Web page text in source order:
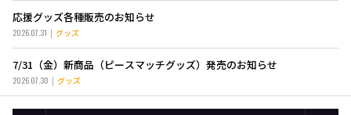
応援グッズ各種販売のお知らせ
2026.07.31 グッズ
7/31（金）新商品（ピースマッチグッズ）発売のお知らせ
2026.07.30 グッズ